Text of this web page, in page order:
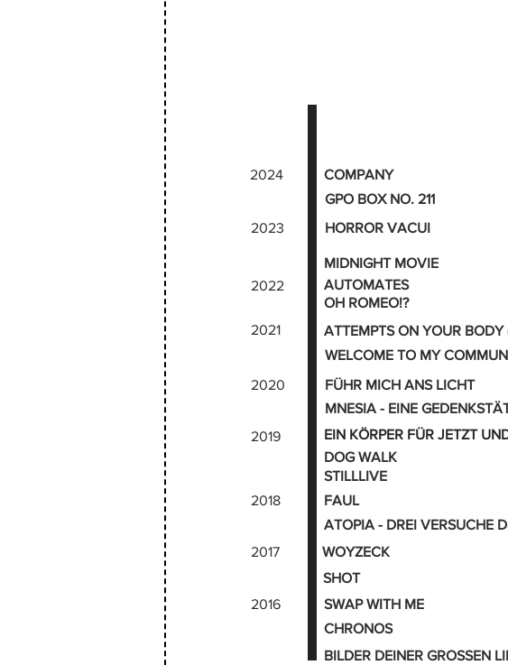
2024
2023
2022
2021
2020
2019
2018
2017
2016
COMPANY
GPO BOX NO. 211
HORROR VACUI
MIDNIGHT MOVIE
AUTOMATES
OH ROMEO!?
ATTEMPTS ON YOUR
WELCOME TO MY
FÜHR MICH ANS LICHT
MNESIA - EINE
EIN KÖRPER FÜR JETZT
DOG WALK
STILLLIVE
FAUL
ATOPIA - DREI VERSUCHE
WOYZECK
SHOT
SWAP WITH ME
CHRONOS
BILDER DEINER GROSSEN